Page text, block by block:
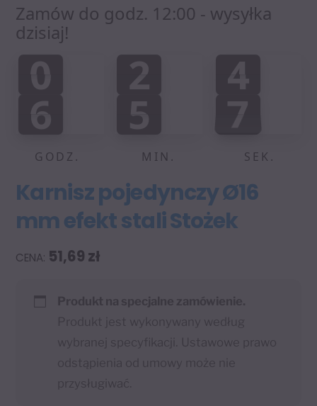
Zamów do godz. 12:00 - wysyłka
dzisiaj!
0
0
6
0
6
2
0
2
5
0
5
4
4
4
4
7
8
7
GODZ. MIN. SEK.
Karnisz pojedynczy Ø16
mm efekt stali Stożek
51,69 zł